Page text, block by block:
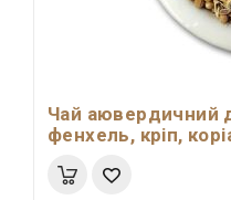
Чай аювердичний
фенхель, кріп,